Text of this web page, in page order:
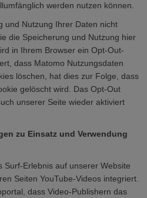
werden nutzen können.
und Nutzung Ihrer Daten nicht
die Speicherung und Nutzung hier
in Ihrem Browser ein Opt-Out-
dass Matomo Nutzungsdaten
löschen, hat dies zur Folge, dass
gelöscht wird. Das Opt-Out
unserer Seite wieder aktiviert
zu Einsatz und Verwendung
Surf-Erlebnis auf unserer Website
Seiten YouTube-Videos integriert.
dass Video-Publishern das